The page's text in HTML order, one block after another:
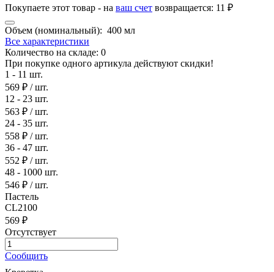
Покупаете этот товар - на ваш счет возвращается: 11 ₽
Объем (номинальный): 400 мл
Все характеристики
Количество на складе: 0
При покупке одного артикула действуют скидки!
1 - 11 шт.
569 ₽ / шт.
12 - 23 шт.
563 ₽ / шт.
24 - 35 шт.
558 ₽ / шт.
36 - 47 шт.
552 ₽ / шт.
48 - 1000 шт.
546 ₽ / шт.
Пастель
CL2100
569 ₽
Отсутствует
Сообщить